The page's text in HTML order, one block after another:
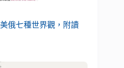
俄七種世界觀，附讀